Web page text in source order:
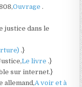
Ouvrage.
justice dans le
.}
Le livre.}
sur internet.}
allemand,A voir et à